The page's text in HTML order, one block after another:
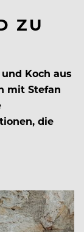
ZU
Koch aus
mit Stefan
die